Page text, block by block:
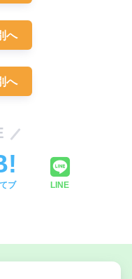
へ
へ
ブ LINE